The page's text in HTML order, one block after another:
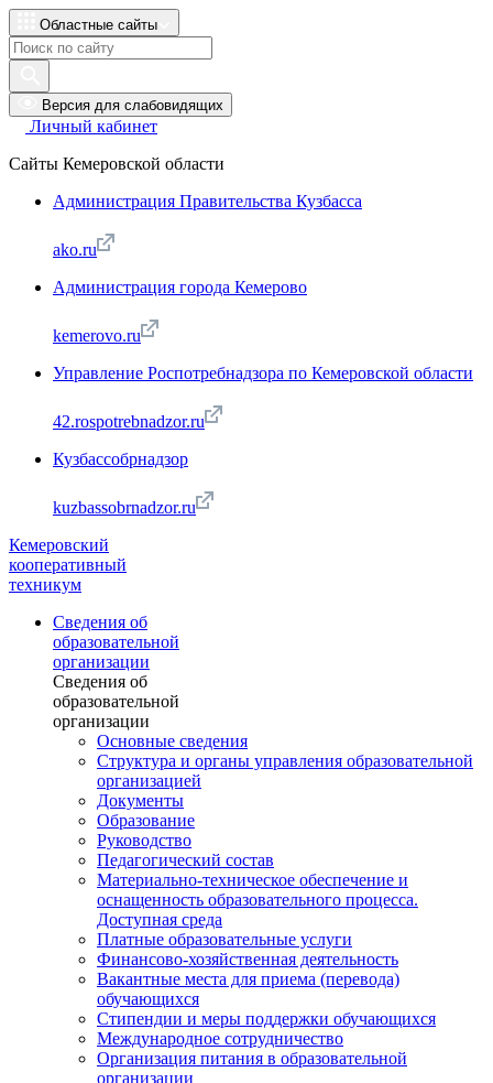
Областные сайты
Версия для слабовидящих
Личный кабинет
Сайты Кемеровской области
Администрация Правительства Кузбасса
ako.ru
Администрация города Кемерово
kemerovo.ru
Управление Роспотребнадзора по Кемеровской области
42.rospotrebnadzor.ru
Кузбассобрнадзор
kuzbassobrnadzor.ru
Кемеровский
кооперативный
техникум
Сведения об
образовательной
организации
Сведения об
образовательной
организации
Основные сведения
Структура и органы управления образовательной
организацией
Документы
Образование
Руководство
Педагогический состав
Материально-техническое обеспечение и
оснащенность образовательного процесса.
Доступная среда
Платные образовательные услуги
Финансово-хозяйственная деятельность
Вакантные места для приема (перевода)
обучающихся
Стипендии и меры поддержки обучающихся
Международное сотрудничество
Организация питания в образовательной
организации